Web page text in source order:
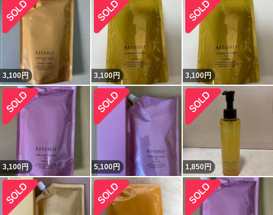
3,100円 3,100円 3,100円
3,100円 5,100円 1,850円